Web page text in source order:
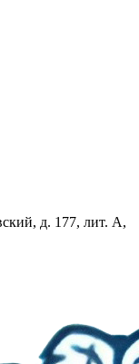
д. 177, лит. А,